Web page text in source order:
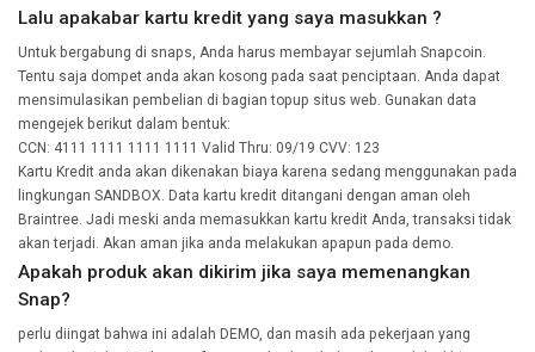
Lalu apakabar kartu kredit yang saya masukkan ?
Untuk bergabung di snaps, Anda harus membayar sejumlah Snapcoin.
Tentu saja dompet anda akan kosong pada saat penciptaan. Anda dapat
mensimulasikan pembelian di bagian topup situs web. Gunakan data
mengejek berikut dalam bentuk:
CCN: 4111 1111 1111 1111 Valid Thru: 09/19 CVV: 123
Kartu Kredit anda akan dikenakan biaya karena sedang menggunakan pada
lingkungan SANDBOX. Data kartu kredit ditangani dengan aman oleh
Braintree. Jadi meski anda memasukkan kartu kredit Anda, transaksi tidak
akan terjadi. Akan aman jika anda melakukan apapun pada demo.
Apakah produk akan dikirim jika saya memenangkan
Snap?
perlu diingat bahwa ini adalah DEMO, dan masih ada pekerjaan yang